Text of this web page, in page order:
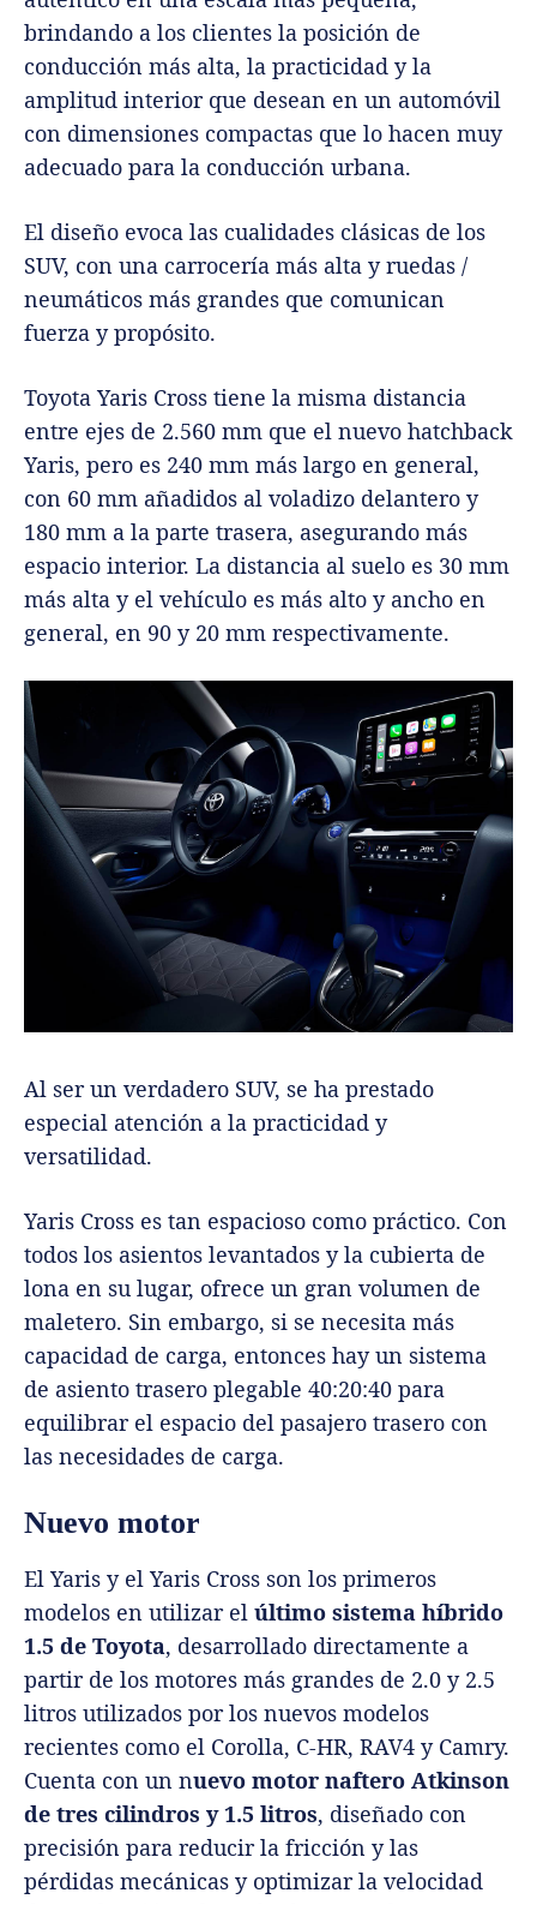
brindando a los clientes la posición de
conducción más alta, la practicidad y la
amplitud interior que desean en un automóvil
con dimensiones compactas que lo hacen muy
adecuado para la conducción urbana.
El diseño evoca las cualidades clásicas de los
SUV, con una carrocería más alta y ruedas /
neumáticos más grandes que comunican
fuerza y ​​propósito.
Toyota Yaris Cross tiene la misma distancia
entre ejes de 2.560 mm que el nuevo hatchback
Yaris, pero es 240 mm más largo en general,
con 60 mm añadidos al voladizo delantero y
180 mm a la parte trasera, asegurando más
espacio interior. La distancia al suelo es 30 mm
más alta y el vehículo es más alto y ancho en
general, en 90 y 20 mm respectivamente.
Al ser un verdadero SUV, se ha prestado
especial atención a la practicidad y
versatilidad.
Yaris Cross es tan espacioso como práctico. Con
todos los asientos levantados y la cubierta de
lona en su lugar, ofrece un gran volumen de
maletero. Sin embargo, si se necesita más
capacidad de carga, entonces hay un sistema
de asiento trasero plegable 40:20:40 para
equilibrar el espacio del pasajero trasero con
las necesidades de carga.
Nuevo motor
El Yaris y el Yaris Cross son los primeros
modelos en utilizar el último sistema híbrido
1.5 de Toyota, desarrollado directamente a
partir de los motores más grandes de 2.0 y 2.5
litros utilizados por los nuevos modelos
recientes como el Corolla, C-HR, RAV4 y Camry.
Cuenta con un nuevo motor naftero Atkinson
de tres cilindros y 1.5 litros, diseñado con
precisión para reducir la fricción y las
pérdidas mecánicas y optimizar la velocidad